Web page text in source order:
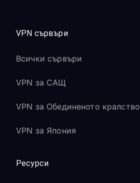
VPN сървъри
Всички сървъри
VPN за САЩ
VPN за Обединеното кралство
VPN за Япония
Ресурси